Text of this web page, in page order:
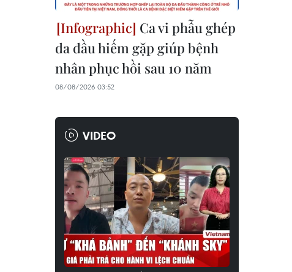
Ca vi phẫu ghép
da đầu hiếm gặp giúp bệnh
nhân phục hồi sau 10 năm
08/08/2026 03:52
VIDEO